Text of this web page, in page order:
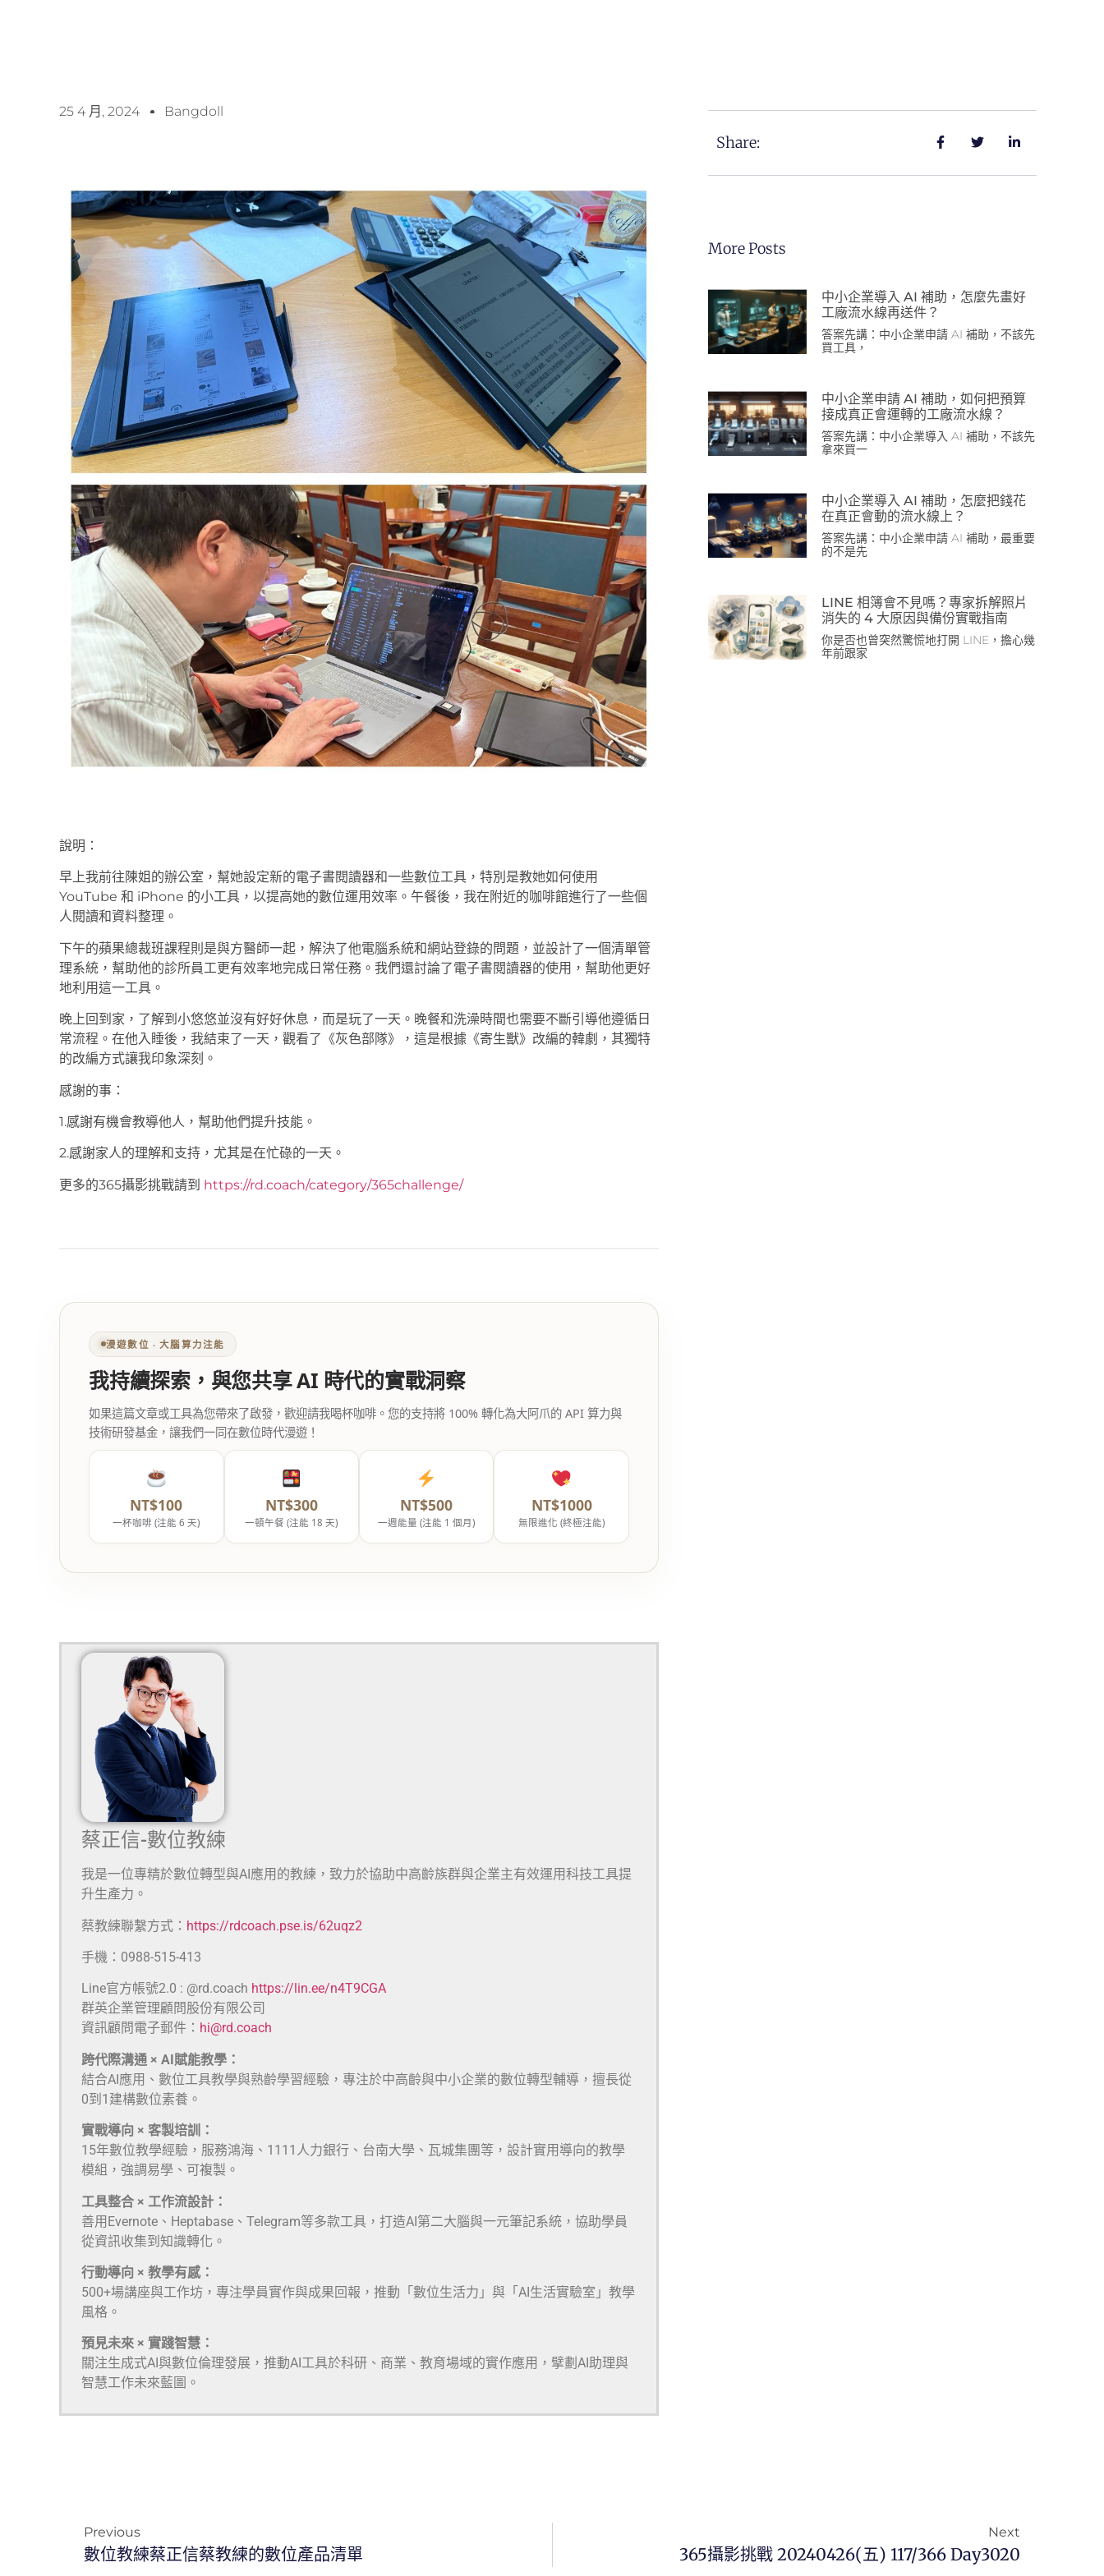
25 4 月, 2024 Bangdoll
說明：
早上我前往陳姐的辦公室，幫她設定新的電子書閱讀器和一些數位工具，特別是教她如何使用
YouTube 和 iPhone 的小工具，以提高她的數位運用效率。午餐後，我在附近的咖啡館進行了一些個
人閱讀和資料整理。
下午的蘋果總裁班課程則是與方醫師一起，解決了他電腦系統和網站登錄的問題，並設計了一個清單管
理系統，幫助他的診所員工更有效率地完成日常任務。我們還討論了電子書閱讀器的使用，幫助他更好
地利用這一工具。
晚上回到家，了解到小悠悠並沒有好好休息，而是玩了一天。晚餐和洗澡時間也需要不斷引導他遵循日
常流程。在他入睡後，我結束了一天，觀看了《灰色部隊》，這是根據《寄生獸》改編的韓劇，其獨特
的改編方式讓我印象深刻。
感謝的事：
1.感謝有機會教導他人，幫助他們提升技能。
2.感謝家人的理解和支持，尤其是在忙碌的一天。
更多的365攝影挑戰請到 https://rd.coach/category/365challenge/
漫遊數位 ‧ 大腦算力注能
我持續探索，與您共享 AI 時代的實戰洞察
如果這篇文章或工具為您帶來了啟發，歡迎請我喝杯咖啡。您的支持將 100% 轉化為大阿爪的 API 算力與
技術研發基金，讓我們一同在數位時代漫遊！
NT$100
一杯咖啡 (注能 6 天)
NT$300
一頓午餐 (注能 18 天)
NT$500
一週能量 (注能 1 個月)
NT$1000
無限進化 (終極注能)
蔡正信-數位教練
我是一位專精於數位轉型與AI應用的教練，致力於協助中高齡族群與企業主有效運用科技工具提
升生產力。
蔡教練聯繫方式： https://rdcoach.pse.is/62uqz2
手機：0988-515-413
Line官方帳號2.0 : @rd.coach https://lin.ee/n4T9CGA
群英企業管理顧問股份有限公司
資訊顧問電子郵件： hi@rd.coach
跨代際溝通 × AI賦能教學：
結合AI應用、數位工具教學與熟齡學習經驗，專注於中高齡與中小企業的數位轉型輔導，擅長從
0到1建構數位素養。
實戰導向 × 客製培訓：
15年數位教學經驗，服務鴻海、1111人力銀行、台南大學、瓦城集團等，設計實用導向的教學
模組，強調易學、可複製。
工具整合 × 工作流設計：
善用Evernote、Heptabase、Telegram等多款工具，打造AI第二大腦與一元筆記系統，協助學員
從資訊收集到知識轉化。
行動導向 × 教學有感：
500+場講座與工作坊，專注學員實作與成果回報，推動「數位生活力」與「AI生活實驗室」教學
風格。
預見未來 × 實踐智慧：
關注生成式AI與數位倫理發展，推動AI工具於科研、商業、教育場域的實作應用，擘劃AI助理與
智慧工作未來藍圖。
Share:
More Posts
中小企業導入 AI 補助，怎麼先畫好
工廠流水線再送件？
答案先講：中小企業申請 AI 補助，不該先
買工具，
中小企業申請 AI 補助，如何把預算
接成真正會運轉的工廠流水線？
答案先講：中小企業導入 AI 補助，不該先
拿來買一
中小企業導入 AI 補助，怎麼把錢花
在真正會動的流水線上？
答案先講：中小企業申請 AI 補助，最重要
的不是先
LINE 相簿會不見嗎？專家拆解照片
消失的 4 大原因與備份實戰指南
你是否也曾突然驚慌地打開 LINE，擔心幾
年前跟家
Previous
數位教練蔡正信蔡教練的數位產品清單
Next
365攝影挑戰 20240426(五) 117/366 Day3020